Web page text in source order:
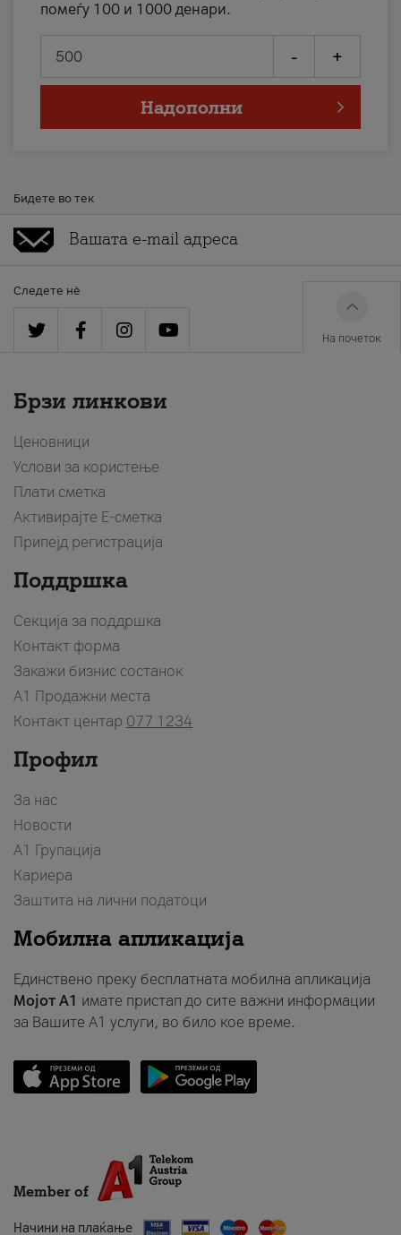
помеѓу 100 и 1000 денари.
- +
Надополни
Бидете во тек
Следете нè
На почеток
Брзи линкови
Ценовници
Услови за користење
Плати сметка
Активирајте Е-сметка
Припејд регистрација
Поддршка
Секција за поддршка
Контакт форма
Закажи бизнис состанок
A1 Продажни места
Контакт центар 077 1234
Профил
За нас
Новости
А1 Групација
Кариера
Заштита на лични податоци
Мобилна апликација
Единствено преку бесплатната мобилна апликација
Мојот A1 имате пристап до сите важни информации
за Вашите A1 услуги, во било кое време.
Member of
Начини на плаќање